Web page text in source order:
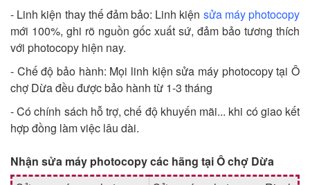
- Linh kiện thay thế đảm bảo: Linh kiện sửa máy photocopy
mới 100%, ghi rõ nguồn gốc xuất sứ, đảm bảo tương thích
với photocopy hiện nay.
- Chế độ bảo hành: Mọi linh kiện sửa máy photocopy tại Ô
chợ Dừa đều được bảo hành từ 1-3 tháng
- Có chính sách hỗ trợ, chế độ khuyến mãi... khi có giao kết
hợp đồng làm việc lâu dài.
Nhận sửa máy photocopy các hãng tại Ô chợ Dừa